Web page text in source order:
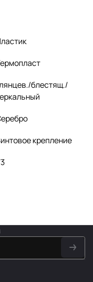
блестящ./
крепление